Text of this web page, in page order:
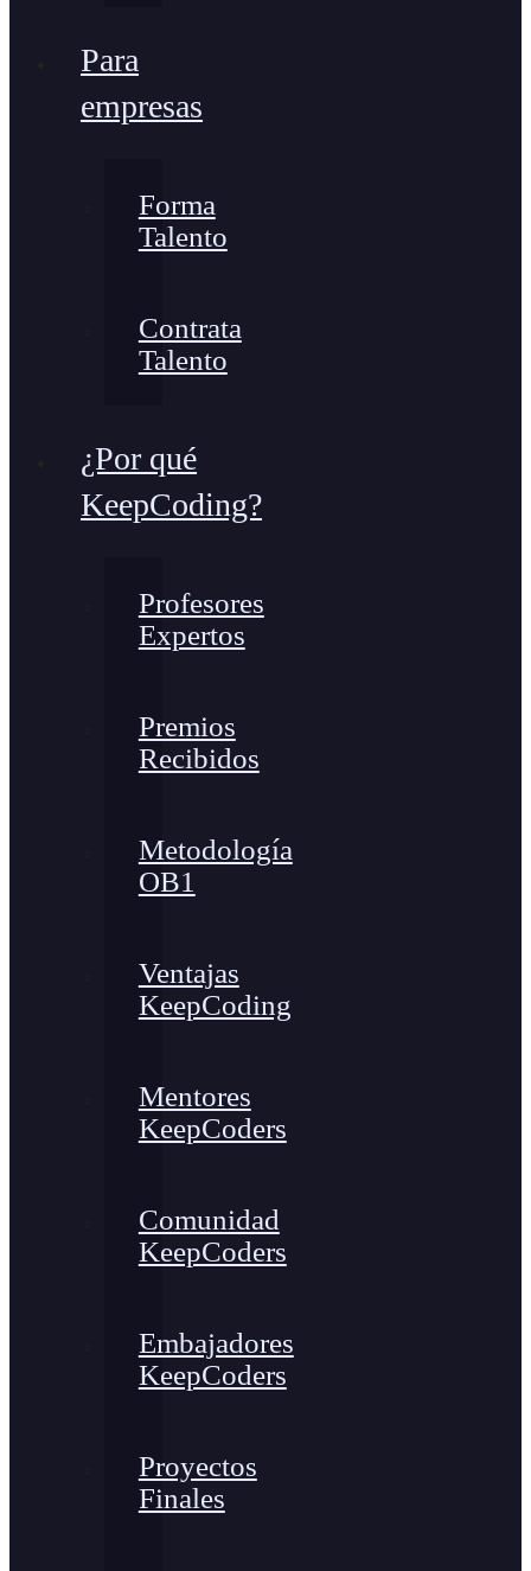
Para
empresas
Forma
Talento
Contrata
Talento
¿Por qué
KeepCoding?
Profesores
Expertos
Premios
Recibidos
Metodología
OB1
Ventajas
KeepCoding
Mentores
KeepCoders
Comunidad
KeepCoders
Embajadores
KeepCoders
Proyectos
Finales